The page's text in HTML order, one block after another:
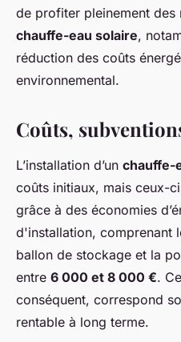
de profiter pleinement des
chauffe-eau solaire,
réduction des coûts
environnemental.
Coûts,
L’installation d’un chauffe-
coûts initiaux, mais ceux-
grâce à des économies
d'installation, comprenant
ballon de stockage et la
entre 6 000 et 8 000 €.
conséquent, correspond
rentable à long terme.